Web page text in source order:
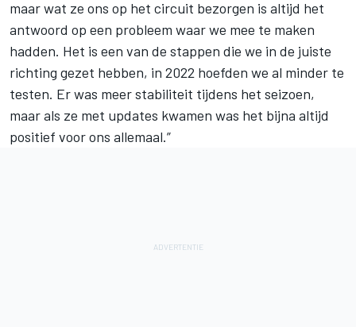
maar wat ze ons op het circuit bezorgen is altijd het
antwoord op een probleem waar we mee te maken
hadden. Het is een van de stappen die we in de juiste
richting gezet hebben, in 2022 hoefden we al minder te
testen. Er was meer stabiliteit tijdens het seizoen,
maar als ze met updates kwamen was het bijna altijd
positief voor ons allemaal.”